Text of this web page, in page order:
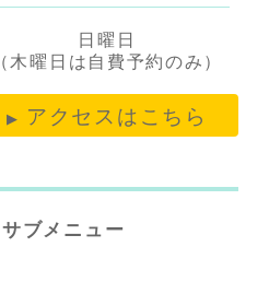
日曜日
（木曜日は自費予約のみ）
アクセスはこちら
サブメニュー